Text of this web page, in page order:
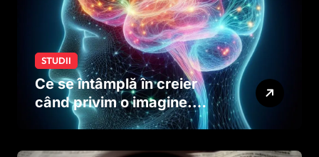
STUDII
Ce se întâmplă în creier
când privim o imagine.
Studiul care explică rolul